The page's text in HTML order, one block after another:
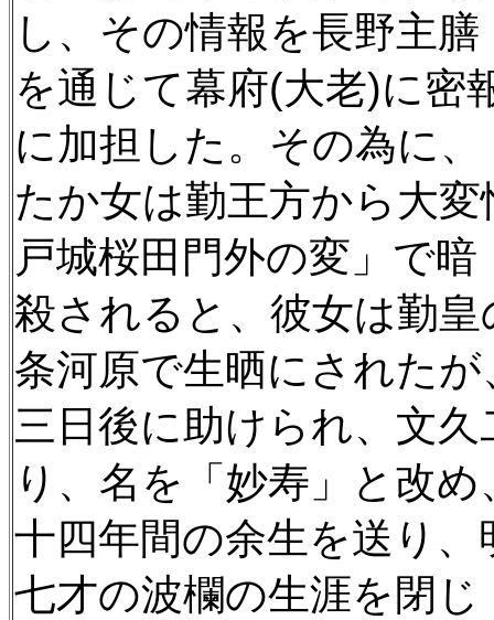
し、その情報を長野主膳
を通じて幕府(大老)に密
に加担した。その為に、
たか女は勤王方から大
戸城桜田門外の変」で暗
殺されると、彼女は勤
条河原で生晒にされたが
三日後に助けられ、文
り、名を「妙寿」と改め
十四年間の余生を送り
七才の波欄の生涯を閉じ